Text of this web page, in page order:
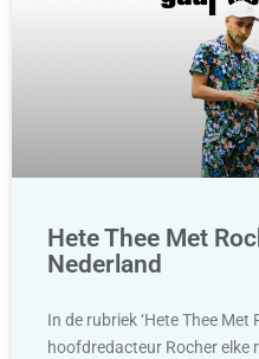
Hete Thee Met
Nederland
In de rubriek ‘Hete Thee Met
hoofdredacteur Rocher elke